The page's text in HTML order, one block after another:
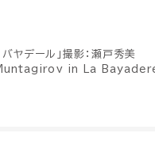
バヤデール」撮影：瀬戸秀美
in La